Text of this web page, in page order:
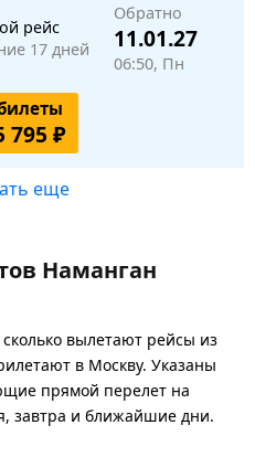
рейс
17 дней
Обратно
11.01.27
06:50, Пн
795 ₽
еще
Наманган
вылетают рейсы из
в Москву. Указаны
прямой перелет на
завтра и ближайшие дни.